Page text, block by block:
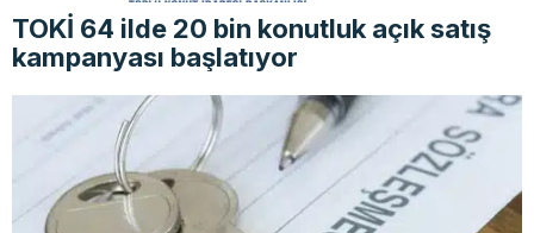
TOKİ 64 ilde 20 bin konutluk açık satış
kampanyası başlatıyor